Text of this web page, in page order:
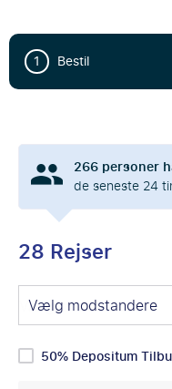
1 Bestil
266personer
de seneste 24
28 Rejser
Vælg modstandere
50% Depositum